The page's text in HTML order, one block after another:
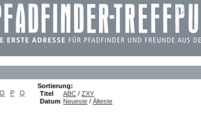
O P
Q
Sortierung:
Titel
ABC /ZXY
Datum Neueste /Älteste